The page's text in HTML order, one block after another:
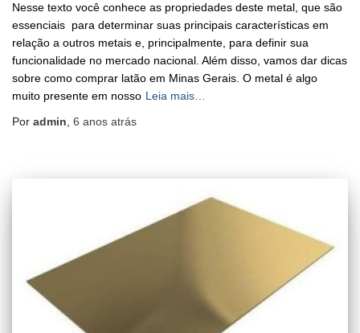
Nesse texto você conhece as propriedades deste metal, que são
essenciais para determinar suas principais características em
relação a outros metais e, principalmente, para definir sua
funcionalidade no mercado nacional. Além disso, vamos dar dicas
sobre como comprar latão em Minas Gerais. O metal é algo
muito presente em nosso Leia mais…
Por admin, 6 anos atrás